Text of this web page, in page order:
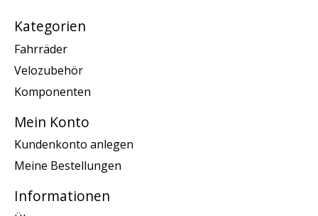
Kategorien
Fahrräder
Velozubehör
Komponenten
Mein Konto
Kundenkonto anlegen
Meine Bestellungen
Informationen